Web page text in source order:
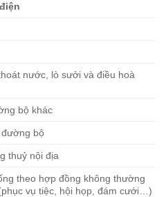
nước, lò sưởi và điều hoà
bộ khác
bộ
thuỷ nội địa
theo hợp đồng không thường
vụ tiệc, hội họp, đám cưới…)